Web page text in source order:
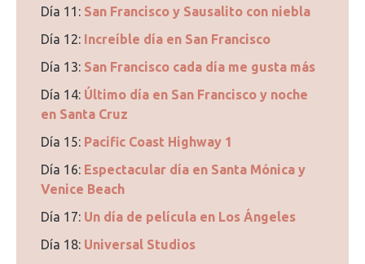
Día 11: San Francisco y Sausalito con niebla
Día 12: Increíble día en San Francisco
Día 13: San Francisco cada día me gusta más
Día 14: Último día en San Francisco y noche
en Santa Cruz
Día 15: Pacific Coast Highway 1
Día 16: Espectacular día en Santa Mónica y
Venice Beach
Día 17: Un día de película en Los Ángeles
Día 18: Universal Studios